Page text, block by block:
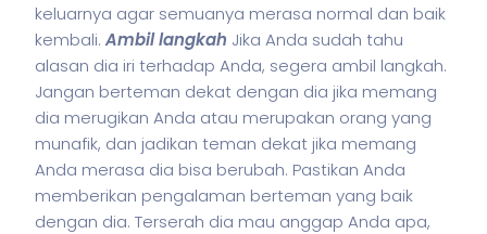
keluarnya agar semuanya merasa normal dan baik
kembali. Ambil langkah Jika Anda sudah tahu
alasan dia iri terhadap Anda, segera ambil langkah.
Jangan berteman dekat dengan dia jika memang
dia merugikan Anda atau merupakan orang yang
munafik, dan jadikan teman dekat jika memang
Anda merasa dia bisa berubah. Pastikan Anda
memberikan pengalaman berteman yang baik
dengan dia. Terserah dia mau anggap Anda apa,